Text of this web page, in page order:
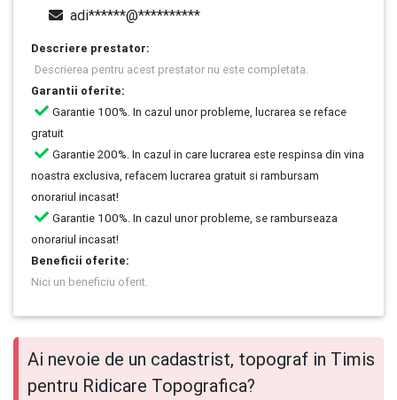
adi******@**********
Descriere prestator:
Descrierea pentru acest prestator nu este completata.
Garantii oferite:
Garantie 100%. In cazul unor probleme, lucrarea se reface
gratuit
Garantie 200%. In cazul in care lucrarea este respinsa din vina
noastra exclusiva, refacem lucrarea gratuit si rambursam
onorariul incasat!
Garantie 100%. In cazul unor probleme, se ramburseaza
onorariul incasat!
Beneficii oferite:
Nici un beneficiu oferit.
Ai nevoie de un cadastrist, topograf in Timis
pentru Ridicare Topografica?